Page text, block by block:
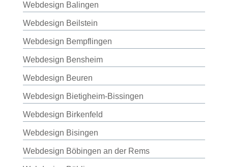
Webdesign Balingen
Webdesign Beilstein
Webdesign Bempflingen
Webdesign Bensheim
Webdesign Beuren
Webdesign Bietigheim-Bissingen
Webdesign Birkenfeld
Webdesign Bisingen
Webdesign Böbingen an der Rems